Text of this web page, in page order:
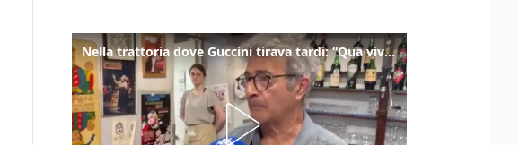
Nella trattoria dove Guccini tirava tardi: “Qua viveva di notte”